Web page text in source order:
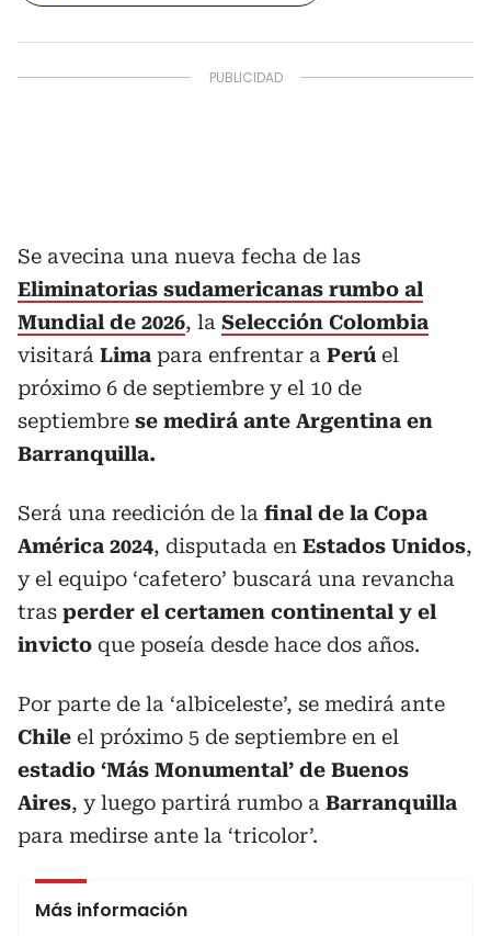
Se avecina una nueva fecha de las
Eliminatorias sudamericanas rumbo al
Mundial de 2026, la Selección Colombia
visitará Lima para enfrentar a Perú el
próximo 6 de septiembre y el 10 de
septiembre se medirá ante Argentina en
Barranquilla.
Será una reedición de la final de la Copa
América 2024, disputada en Estados Unidos,
y el equipo ‘cafetero’ buscará una revancha
tras perder el certamen continental y el
invicto que poseía desde hace dos años.
Por parte de la ‘albiceleste’, se medirá ante
Chile el próximo 5 de septiembre en el
estadio ‘Más Monumental’ de Buenos
Aires, y luego partirá rumbo a Barranquilla
para medirse ante la ‘tricolor’.
Más información